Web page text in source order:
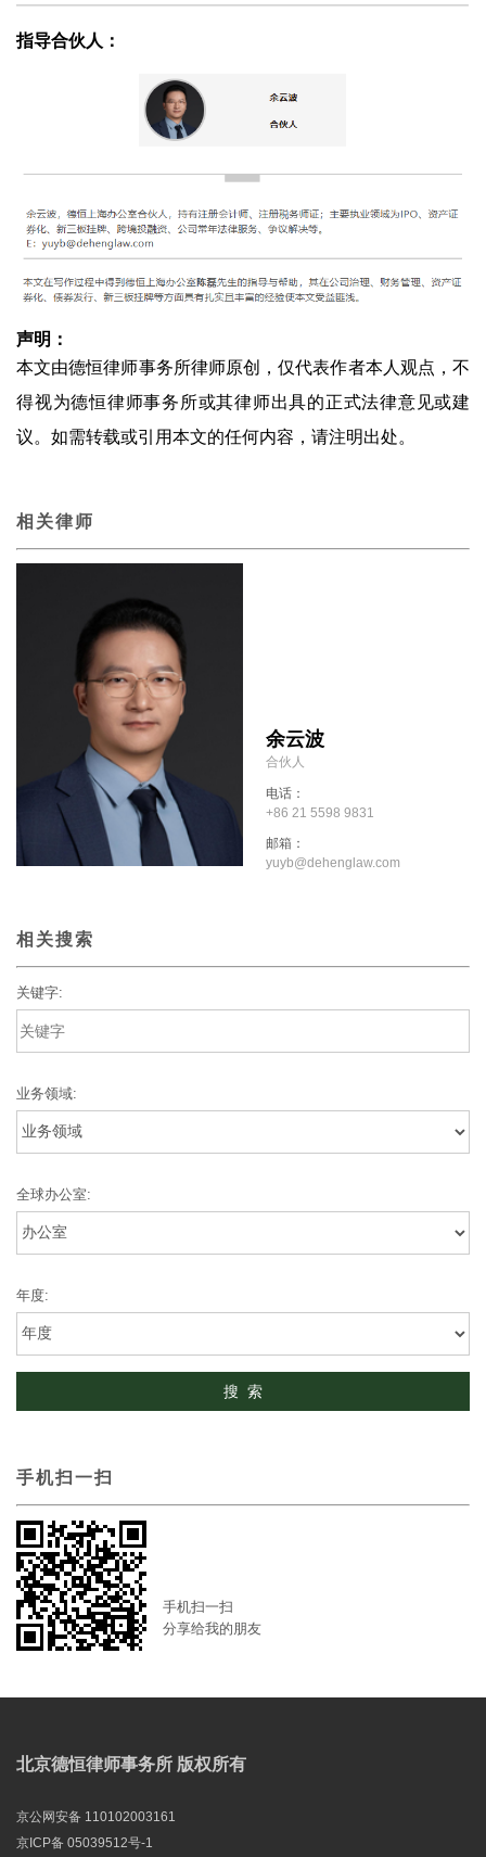
指导合伙人：
声明：
本文由德恒律师事务所律师原创，仅代表作者本人观点，不
得视为德恒律师事务所或其律师出具的正式法律意见或建
议。如需转载或引用本文的任何内容，请注明出处。
相关律师
余云波
合伙人
电话：
+86 21 5598 9831
邮箱：
yuyb@dehenglaw.com
相关搜索
关键字:
业务领域:
全球办公室:
年度:
手机扫一扫
手机扫一扫
分享给我的朋友
北京德恒律师事务所 版权所有
京公网安备 110102003161
京ICP备 05039512号-1